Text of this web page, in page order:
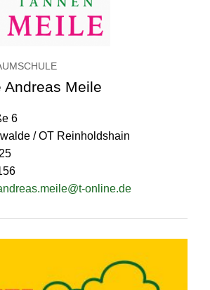
Andreas Meile
6
/ OT Reinholdshain
online.de